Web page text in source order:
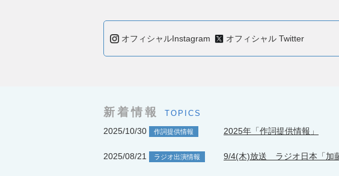
オフィシャルInstagram オフィシャル Twitter
新着情報 TOPICS
2025/10/30 作詞提供情報 2025年「作詞提供情報」
2025/08/21 ラジオ出演情報 9/4(木)放送 ラジオ日本「加